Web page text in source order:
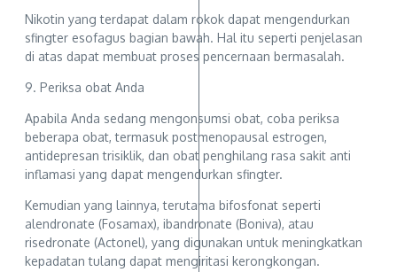
Nikotin yang terdapat dalam rokok dapat mengendurkan
sfingter esofagus bagian bawah. Hal itu seperti penjelasan
di atas dapat membuat proses pencernaan bermasalah.
9. Periksa obat Anda
Apabila Anda sedang mengonsumsi obat, coba periksa
beberapa obat, termasuk postmenopausal estrogen,
antidepresan trisiklik, dan obat penghilang rasa sakit anti
inflamasi yang dapat mengendurkan sfingter.
Kemudian yang lainnya, terutama bifosfonat seperti
alendronate (Fosamax), ibandronate (Boniva), atau
risedronate (Actonel), yang digunakan untuk meningkatkan
kepadatan tulang dapat mengiritasi kerongkongan.